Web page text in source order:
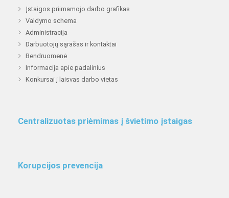
Įstaigos priimamojo darbo grafikas
Valdymo schema
Administracija
Darbuotojų sąrašas ir kontaktai
Bendruomenė
Informacija apie padalinius
Konkursai į laisvas darbo vietas
Centralizuotas priėmimas į švietimo įstaigas
Korupcijos prevencija